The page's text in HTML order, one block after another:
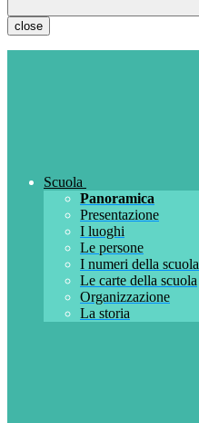
close
Scuola
Panoramica
Presentazione
I luoghi
Le persone
I numeri della scuola
Le carte della scuola
Organizzazione
La storia